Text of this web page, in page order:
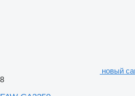
новый
8